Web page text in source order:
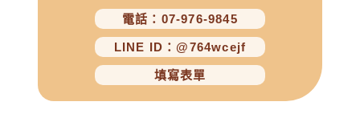
電話：07-976-9845
LINE ID：@764wcejf
填寫表單